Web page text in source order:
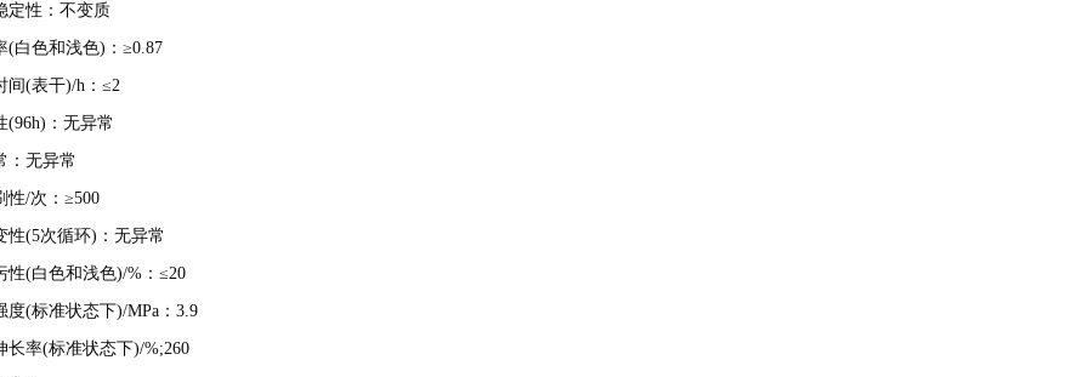
定性：不变质
(白色和浅色)：≥0.87
间(表干)/h：≤2
(96h)：无异常
：无异常
性/次：≥500
性(5次循环)：无异常
性(白色和浅色)/%：≤20
度(标准状态下)/MPa：3.9
长率(标准状态下)/%;260